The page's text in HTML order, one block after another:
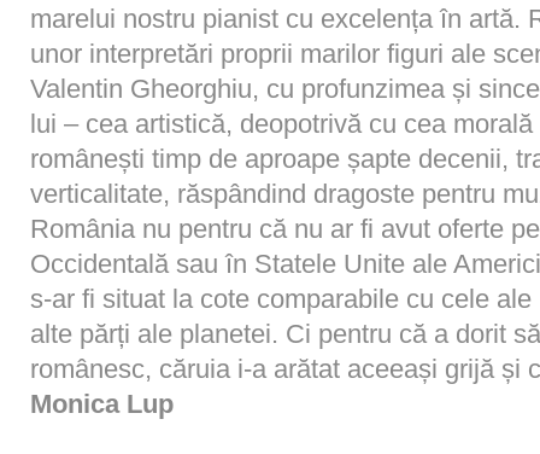
marelui nostru pianist cu excelența în artă.
unor interpretări proprii marilor figuri ale
Valentin Gheorghiu, cu profunzimea și
lui – cea artistică, deopotrivă cu cea
românești timp de aproape șapte decenii,
verticalitate, răspândind dragoste pentru
România nu pentru că nu ar fi avut oferte
Occidentală sau în Statele Unite ale
s-ar fi situat la cote comparabile cu cele
alte părți ale planetei. Ci pentru că a dorit
românesc, căruia i-a arătat aceeași grijă și
Monica Lup